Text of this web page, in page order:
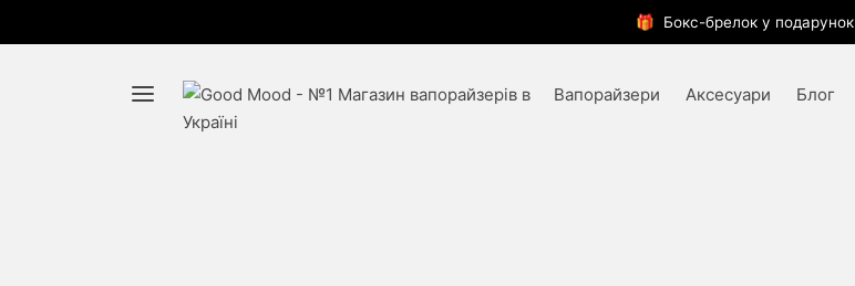
🎁 Бокс-брелок у подарунок
Вапорайзери Аксесуари Блог